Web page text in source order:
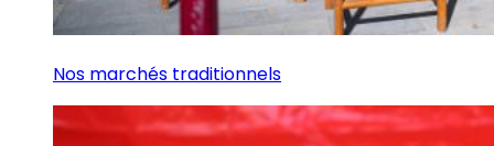
Nos marchés traditionnels